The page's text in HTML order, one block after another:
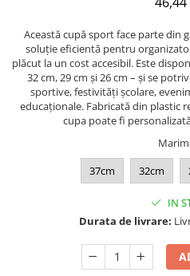
Această cupă sport face parte din
soluție eficientă pentru
plăcut la un cost accesibil. Este
32 cm, 29 cm și 26 cm – și se
sportive, festivități școlare,
educaționale. Fabricată din plastic
cupa poate fi
37cm
32cm
IN
Durata de livrare: